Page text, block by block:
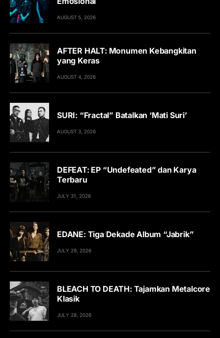
AUGUST 5, 2026
AFTER HALT: Monumen Kebangkitan
yang Keras
AUGUST 4, 2026
SURI: “Fractal” Batalkan ‘Mati Suri’
AUGUST 3, 2026
DEFEAT: EP “Undefeated” dan Karya
Terbaru
JULY 31, 2026
EDANE: Tiga Dekade Album “Jabrik”
JULY 29, 2026
BLEACH TO DEATH: Tajamkan Metalcore
Klasik
JULY 28, 2026